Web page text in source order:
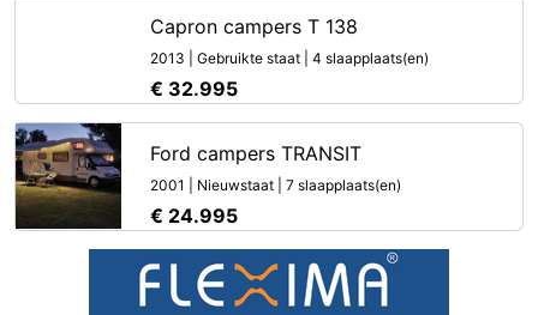
Capron campers T 138
2013 | Gebruikte staat | 4 slaapplaats(en)
€ 32.995
Ford campers TRANSIT
2001 | Nieuwstaat | 7 slaapplaats(en)
€ 24.995